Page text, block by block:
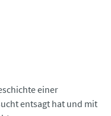
einer
entsagt hat und mit